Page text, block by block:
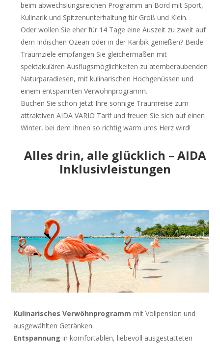
beim abwechslungsreichen Programm an Bord mit Sport,
Kulinarik und Spitzenunterhaltung für Groß und Klein.
Oder wollen Sie eher für 14 Tage eine Auszeit zu zweit auf
dem Indischen Ozean oder in der Karibik genießen? Beide
Traumziele empfangen Sie gleichermaßen mit
spektakulären Ausflugsmöglichkeiten zu atemberaubenden
Naturparadiesen, mit kulinarischen Hochgenüssen und
einem entspannten Verwöhnprogramm.
Buchen Sie schon jetzt Ihre sonnige Traumreise zum
attraktiven AIDA VARIO Tarif und freuen Sie sich auf einen
Winter, bei dem Ihnen so richtig warm ums Herz wird!
Alles drin, alle glücklich – AIDA
Inklusivleistungen
Kulinarisches Verwöhnprogramm mit Vollpension und
ausgewählten Getränken
Entspannung in komfortablen, liebevoll ausgestatteten